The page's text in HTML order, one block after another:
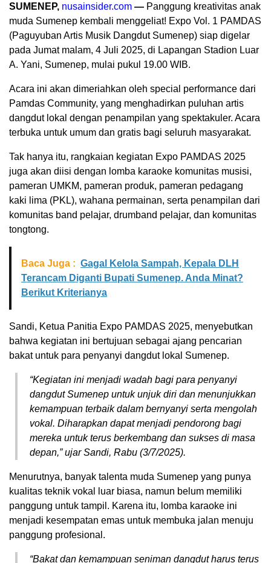
SUMENEP, nusainsider.com — Panggung kreativitas anak
muda Sumenep kembali menggeliat! Expo Vol. 1 PAMDAS
(Paguyuban Artis Musik Dangdut Sumenep) siap digelar
pada Jumat malam, 4 Juli 2025, di Lapangan Stadion Luar
A. Yani, Sumenep, mulai pukul 19.00 WIB.
Acara ini akan dimeriahkan oleh special performance dari
Pamdas Community, yang menghadirkan puluhan artis
dangdut lokal dengan penampilan yang spektakuler. Acara
terbuka untuk umum dan gratis bagi seluruh masyarakat.
Tak hanya itu, rangkaian kegiatan Expo PAMDAS 2025
juga akan diisi dengan lomba karaoke komunitas musisi,
pameran UMKM, pameran produk, pameran pedagang
kaki lima (PKL), wahana permainan, serta penampilan dari
komunitas band pelajar, drumband pelajar, dan komunitas
tongtong.
Baca Juga : Gagal Kelola Sampah, Kepala DLH
Terancam Diganti Bupati Sumenep. Anda Minat?
Berikut Kriterianya
Sandi, Ketua Panitia Expo PAMDAS 2025, menyebutkan
bahwa kegiatan ini bertujuan sebagai ajang pencarian
bakat untuk para penyanyi dangdut lokal Sumenep.
“Kegiatan ini menjadi wadah bagi para penyanyi
dangdut Sumenep untuk unjuk diri dan menunjukkan
kemampuan terbaik dalam bernyanyi serta mengolah
vokal. Diharapkan dapat menjadi pendorong bagi
mereka untuk terus berkembang dan sukses di masa
depan,” ujar Sandi, Rabu (3/7/2025).
Menurutnya, banyak talenta muda Sumenep yang punya
kualitas teknik vokal luar biasa, namun belum memiliki
panggung untuk tampil. Karena itu, lomba karaoke ini
menjadi kesempatan emas untuk membuka jalan menuju
panggung profesional.
“Bakat dan kemampuan seniman dangdut harus terus